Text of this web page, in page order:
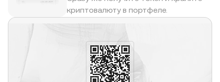
криптовалюту в портфеле.